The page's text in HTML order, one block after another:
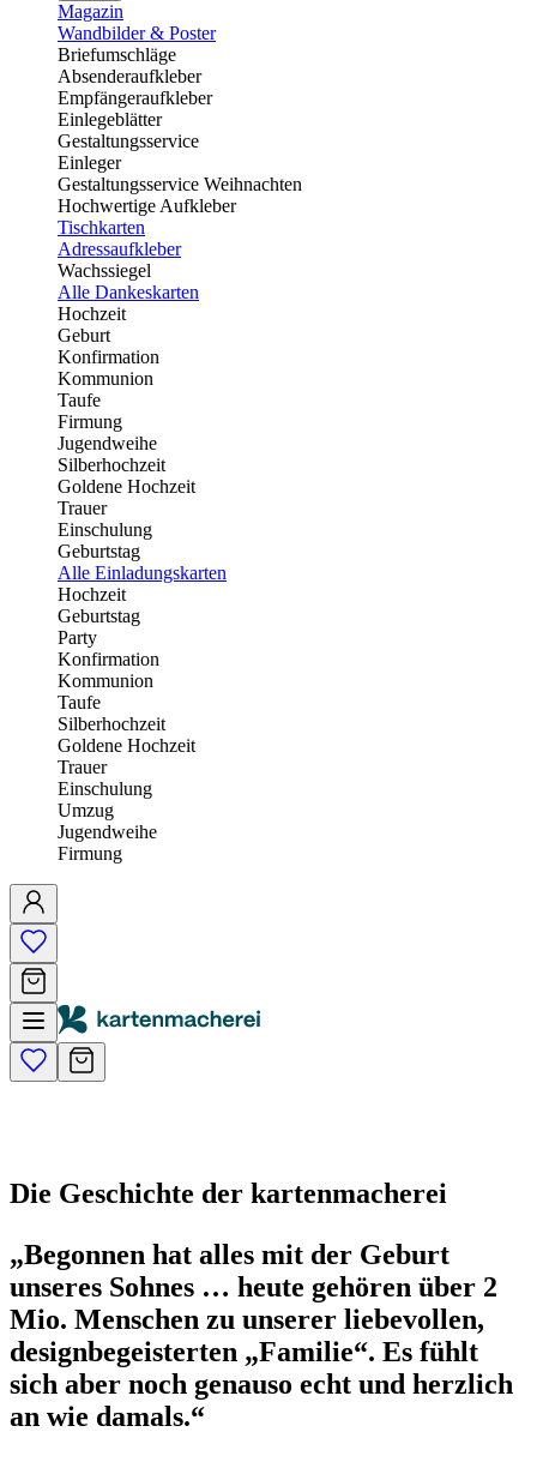
Magazin
Wandbilder & Poster
Briefumschläge
Absenderaufkleber
Empfängeraufkleber
Einlegeblätter
Gestaltungsservice
Einleger
Gestaltungsservice Weihnachten
Hochwertige Aufkleber
Tischkarten
Adressaufkleber
Wachssiegel
Alle Dankeskarten
Hochzeit
Geburt
Konfirmation
Kommunion
Taufe
Firmung
Jugendweihe
Silberhochzeit
Goldene Hochzeit
Trauer
Einschulung
Geburtstag
Alle Einladungskarten
Hochzeit
Geburtstag
Party
Konfirmation
Kommunion
Taufe
Silberhochzeit
Goldene Hochzeit
Trauer
Einschulung
Umzug
Jugendweihe
Firmung
Die Geschichte der kartenmacherei
„Begonnen hat alles mit der Geburt
unseres Sohnes … heute gehören über 2
Mio. Menschen zu unserer liebevollen,
designbegeisterten „Familie“. Es fühlt
sich aber noch genauso echt und herzlich
an wie damals.“